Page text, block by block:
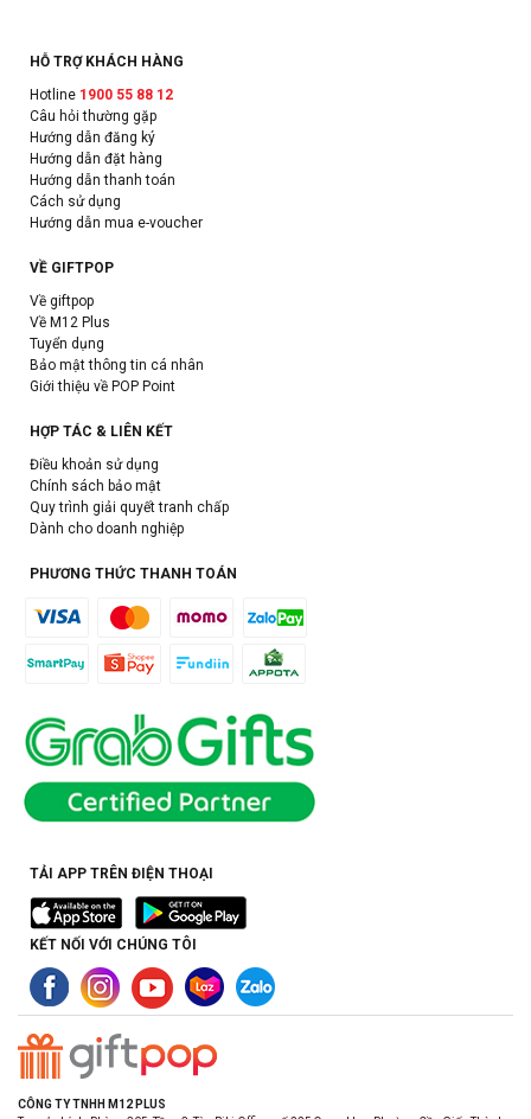
HỖ TRỢ KHÁCH HÀNG
Hotline 1900 55 88 12
Câu hỏi thường gặp
Hướng dẫn đăng ký
Hướng dẫn đặt hàng
Hướng dẫn thanh toán
Cách sử dụng
Hướng dẫn mua e-voucher
VỀ GIFTPOP
Về giftpop
Về M12 Plus
Tuyển dụng
Bảo mật thông tin cá nhân
Giới thiệu về POP Point
HỢP TÁC & LIÊN KẾT
Điều khoản sử dụng
Chính sách bảo mật
Quy trình giải quyết tranh chấp
Dành cho doanh nghiệp
PHƯƠNG THỨC THANH TOÁN
TẢI APP TRÊN ĐIỆN THOẠI
KẾT NỐI VỚI CHÚNG TÔI
CÔNG TY TNHH M12 PLUS